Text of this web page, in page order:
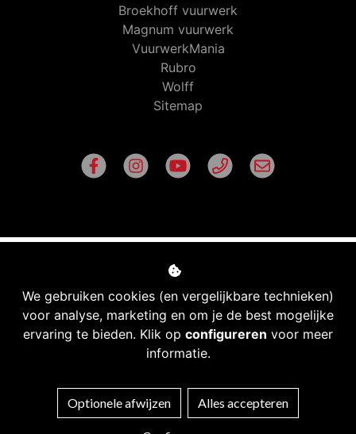
We gebruiken cookies (en vergelijkbare technieken)
voor analyse, marketing en om je de best mogelijke
ervaring te bieden. Klik op configureren voor meer
informatie.
Optionele afwijzen Alles accepteren
Broekhoff vuurwerk
Magnum vuurwerk
VuurwerkMania
Rubro
Wolff
Sitemap
Managed hosting
Webshopontwikkeling